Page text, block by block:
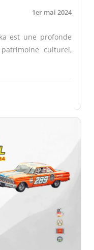
1er mai 2024
est une profonde
culturel,